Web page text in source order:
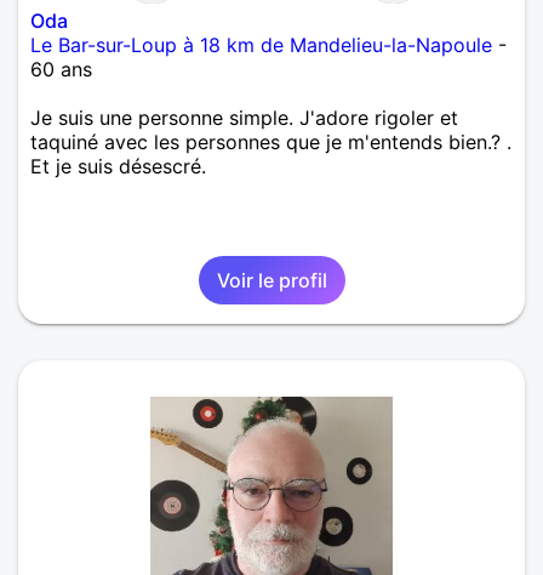
Oda
Le Bar-sur-Loup à 18 km de Mandelieu-la-Napoule -
60 ans
Je suis une personne simple. J'adore rigoler et
taquiné avec les personnes que je m'entends bien.? .
Et je suis désescré.
Voir le profil